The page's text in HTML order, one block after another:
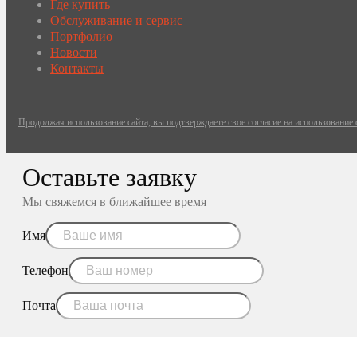
Где купить
Обслуживание и сервис
Портфолио
Новости
Контакты
Продолжая использование сайта, вы подтверждаете свое согласие на
Оставьте заявку
Мы свяжемся в ближайшее время
Имя
Телефон
Почта